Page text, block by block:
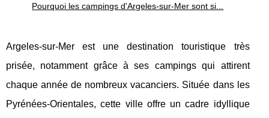
Pourquoi les campings d'Argeles-sur-Mer sont si...
Argeles-sur-Mer est une destination touristique très
prisée, notamment grâce à ses campings qui attirent
chaque année de nombreux vacanciers. Située dans les
Pyrénées-Orientales, cette ville offre un cadre idyllique